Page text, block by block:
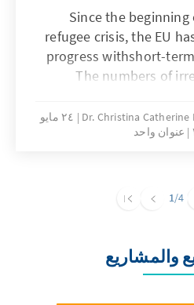
Since the
refugee crisis, the EU
progress withshort-
The numbers of
chaos is
emergencies are
System – are still in
Dr. Christina Catherine
٢٤ مايو
عنوان واحد
1/4
والمشاريع